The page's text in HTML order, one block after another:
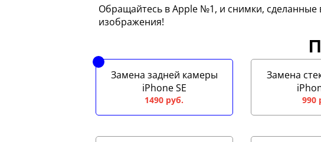
Обращайтесь в Apple №1, и снимки, сделанные
изображения!
Замена задней камеры
iPhone SE
1490 руб.
Замена
990